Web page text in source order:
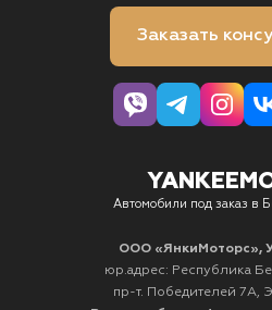
Заказать
Автомобили под заказ в
ООО «ЯнкиМоторс»,
юр.адрес: Республика
пр-т. Победителей 7А,